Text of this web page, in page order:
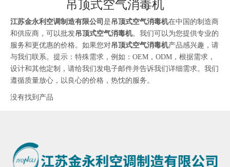
吊顶式空气消毒机
江苏金永利空调制造有限公司 是吊顶式空气消毒机在中国的制造商
和供应商，可以批发吊顶式空气消毒机。我们可以为您提供专业的
服务和更优惠的价格。如果您对吊顶式空气消毒机产品感兴趣，请
与我们联系。提示：特殊需求，例如：OEM，ODM，根据需求，
设计和其他定制，请给我们发电子邮件并告诉我们详细需求。我们
遵循质量放心，以良心的价格，热忱的服务。
没有找到产品